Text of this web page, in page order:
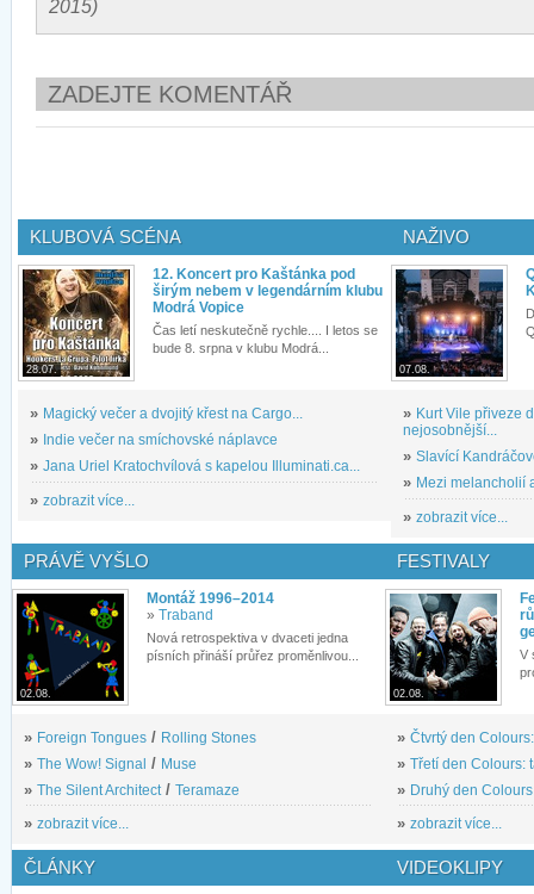
2015)
ZADEJTE KOMENTÁŘ
KLUBOVÁ SCÉNA
28.07.
12. Koncert pro Kaštánka pod
širým nebem v legendárním klubu
Modrá Vopice
Čas letí neskutečně rychle.... I letos se
bude 8. srpna v klubu Modrá...
» Magický večer a dvojitý křest na Cargo...
» Indie večer na smíchovské náplavce
» Jana Uriel Kratochvílová s kapelou Illuminati.ca...
» zobrazit více...
NAŽIVO
07.08.
» Kurt Vile přiveze
nejosobnější...
» Slavící
» Mezi melancholií
» zobrazit více...
PRÁVĚ VYŠLO
02.08.
Montáž 1996–2014
» Traband
Nová retrospektiva v dvaceti jedna
písních přináší průřez proměnlivou...
» Foreign Tongues / Rolling Stones
» The Wow! Signal / Muse
» The Silent Architect / Teramaze
» zobrazit více...
FESTIVALY
02.08.
V
» Čtvrtý den
» Třetí den Colours:
» Druhý den
» zobrazit více...
ČLÁNKY VIDEOKLIPY